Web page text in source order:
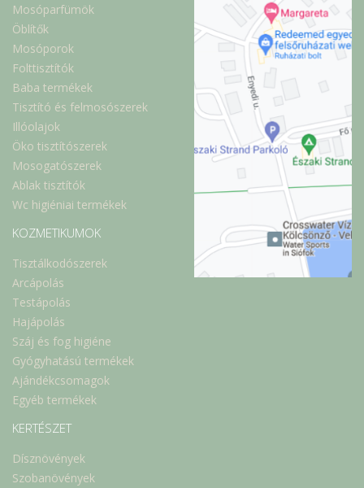
Mosóparfümök
Öblítők
Mosóporok
Folttisztítók
Baba termékek
Tisztító és felmosószerek
Illóolajok
Öko tisztítószerek
Mosogatószerek
Ablak tisztítók
Wc higiéniai termékek
KOZMETIKUMOK
Tisztálkodószerek
Arcápolás
Testápolás
Hajápolás
Száj és fog higiéne
Gyógyhatású termékek
Ajándékcsomagok
Egyéb termékek
KERTÉSZET
Dísznövények
Szobanövények